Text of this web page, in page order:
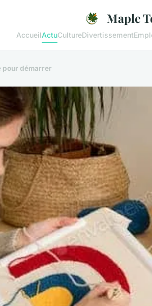
Maple
AccueilActuCultureDivertissement
pour démarrer